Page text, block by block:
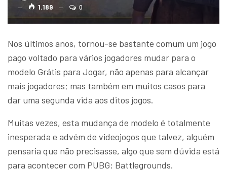
1.189
0
Nos últimos anos, tornou-se bastante comum um jogo
pago voltado para vários jogadores mudar para o
modelo Grátis para Jogar, não apenas para alcançar
mais jogadores; mas também em muitos casos para
dar uma segunda vida aos ditos jogos.
Muitas vezes, esta mudança de modelo é totalmente
inesperada e advém de videojogos que talvez, alguém
pensaria que não precisasse, algo que sem dúvida está
para acontecer com PUBG: Battlegrounds.